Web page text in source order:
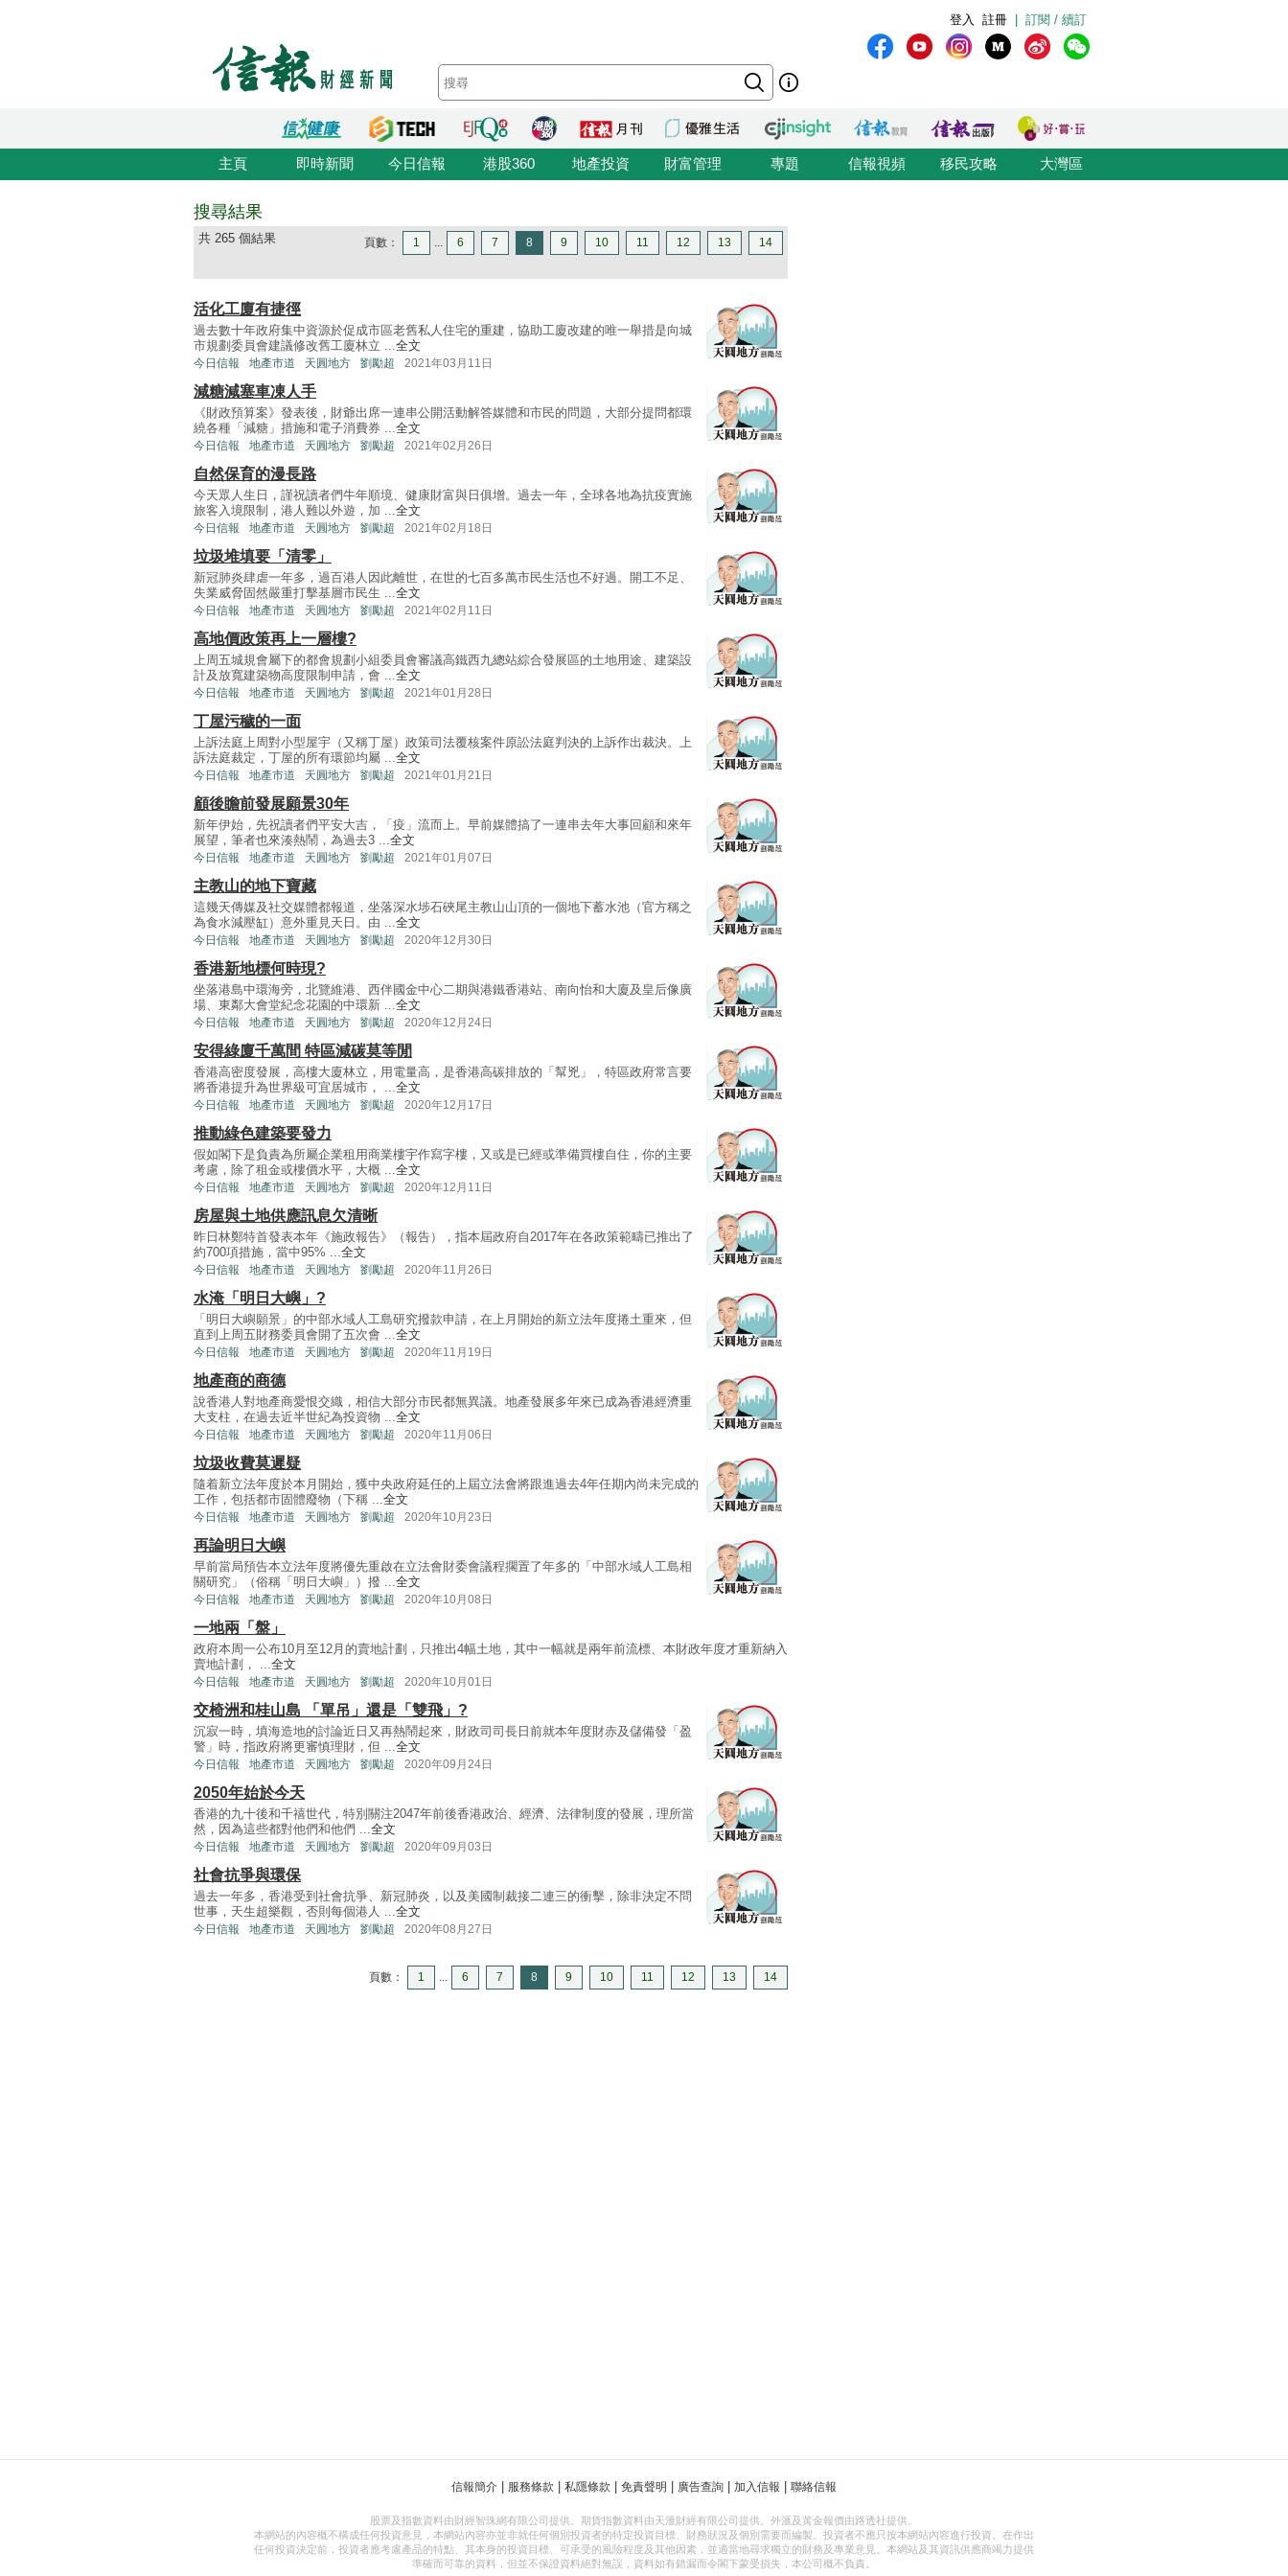
訂閱 / 續訂
註冊
登入
主頁 即時新聞 今日信報 港股360 地產投資 財富管理 專題 信報視頻 移民攻略 大灣區
搜尋結果
共 265 個結果 頁數： 1 ... 6 7 8 9 10 11 12 13 14
活化工廈有捷徑
過去數十年政府集中資源於促成市區老舊私人住宅的重建，協助工廈改建的唯一舉措是向城
市規劃委員會建議修改舊工廈林立 ...全文
今日信報 地產市道 天圓地方 劉勵超 2021年03月11日
減糖減塞車凍人手
《財政預算案》發表後，財爺出席一連串公開活動解答媒體和市民的問題，大部分提問都環
繞各種「減糖」措施和電子消費券 ...全文
今日信報 地產市道 天圓地方 劉勵超 2021年02月26日
自然保育的漫長路
今天眾人生日，謹祝讀者們牛年順境、健康財富與日俱增。過去一年，全球各地為抗疫實施
旅客入境限制，港人難以外遊，加 ...全文
今日信報 地產市道 天圓地方 劉勵超 2021年02月18日
垃圾堆填要「清零」
新冠肺炎肆虐一年多，過百港人因此離世，在世的七百多萬市民生活也不好過。開工不足、
失業威脅固然嚴重打擊基層市民生 ...全文
今日信報 地產市道 天圓地方 劉勵超 2021年02月11日
高地價政策再上一層樓?
上周五城規會屬下的都會規劃小組委員會審議高鐵西九總站綜合發展區的土地用途、建築設
計及放寬建築物高度限制申請，會 ...全文
今日信報 地產市道 天圓地方 劉勵超 2021年01月28日
丁屋污穢的一面
上訴法庭上周對小型屋宇（又稱丁屋）政策司法覆核案件原訟法庭判決的上訴作出裁決。上
訴法庭裁定，丁屋的所有環節均屬 ...全文
今日信報 地產市道 天圓地方 劉勵超 2021年01月21日
顧後瞻前發展願景30年
新年伊始，先祝讀者們平安大吉，「疫」流而上。早前媒體搞了一連串去年大事回顧和來年
展望，筆者也來湊熱鬧，為過去3 ...全文
今日信報 地產市道 天圓地方 劉勵超 2021年01月07日
主教山的地下寶藏
這幾天傳媒及社交媒體都報道，坐落深水埗石硤尾主教山山頂的一個地下蓄水池（官方稱之
為食水減壓缸）意外重見天日。由 ...全文
今日信報 地產市道 天圓地方 劉勵超 2020年12月30日
香港新地標何時現?
坐落港島中環海旁，北覽維港、西伴國金中心二期與港鐵香港站、南向怡和大廈及皇后像廣
場、東鄰大會堂紀念花園的中環新 ...全文
今日信報 地產市道 天圓地方 劉勵超 2020年12月24日
安得綠廈千萬間 特區減碳莫等閒
香港高密度發展，高樓大廈林立，用電量高，是香港高碳排放的「幫兇」，特區政府常言要
將香港提升為世界級可宜居城市， ...全文
今日信報 地產市道 天圓地方 劉勵超 2020年12月17日
推動綠色建築要發力
假如閣下是負責為所屬企業租用商業樓宇作寫字樓，又或是已經或準備買樓自住，你的主要
考慮，除了租金或樓價水平，大概 ...全文
今日信報 地產市道 天圓地方 劉勵超 2020年12月11日
房屋與土地供應訊息欠清晰
昨日林鄭特首發表本年《施政報告》（報告），指本屆政府自2017年在各政策範疇已推出了
約700項措施，當中95% ...全文
今日信報 地產市道 天圓地方 劉勵超 2020年11月26日
水淹「明日大嶼」?
「明日大嶼願景」的中部水域人工島研究撥款申請，在上月開始的新立法年度捲土重來，但
直到上周五財務委員會開了五次會 ...全文
今日信報 地產市道 天圓地方 劉勵超 2020年11月19日
地產商的商德
說香港人對地產商愛恨交織，相信大部分市民都無異議。地產發展多年來已成為香港經濟重
大支柱，在過去近半世紀為投資物 ...全文
今日信報 地產市道 天圓地方 劉勵超 2020年11月06日
垃圾收費莫遲疑
隨着新立法年度於本月開始，獲中央政府延任的上屆立法會將跟進過去4年任期內尚未完成的
工作，包括都市固體廢物（下稱 ...全文
今日信報 地產市道 天圓地方 劉勵超 2020年10月23日
再論明日大嶼
早前當局預告本立法年度將優先重啟在立法會財委會議程擱置了年多的「中部水域人工島相
關研究」（俗稱「明日大嶼」）撥 ...全文
今日信報 地產市道 天圓地方 劉勵超 2020年10月08日
一地兩「盤」
政府本周一公布10月至12月的賣地計劃，只推出4幅土地，其中一幅就是兩年前流標、本財政年度才重新納入
賣地計劃， ...全文
今日信報 地產市道 天圓地方 劉勵超 2020年10月01日
交椅洲和桂山島 「單吊」還是「雙飛」?
沉寂一時，填海造地的討論近日又再熱鬧起來，財政司司長日前就本年度財赤及儲備發「盈
警」時，指政府將更審慎理財，但 ...全文
今日信報 地產市道 天圓地方 劉勵超 2020年09月24日
2050年始於今天
香港的九十後和千禧世代，特別關注2047年前後香港政治、經濟、法律制度的發展，理所當
然，因為這些都對他們和他們 ...全文
今日信報 地產市道 天圓地方 劉勵超 2020年09月03日
社會抗爭與環保
過去一年多，香港受到社會抗爭、新冠肺炎，以及美國制裁接二連三的衝擊，除非決定不問
世事，天生超樂觀，否則每個港人 ...全文
今日信報 地產市道 天圓地方 劉勵超 2020年08月27日
頁數： 1 ... 6 7 8 9 10 11 12 13 14
信報簡介 服務條款 私隱條款 免責聲明 廣告查詢 加入信報 聯絡信報
股票及指數資料由財經智珠網有限公司提供。期貨指數資料由天滙財經有限公司提供。外滙及黃金報價由路透社提供。
本網站的內容概不構成任何投資意見，本網站內容亦並非就任何個別投資者的特定投資目標、財務狀況及個別需要而編製。投資者不應只按本網站內容進行投資。在作出
任何投資決定前，投資者應考慮產品的特點、其本身的投資目標、可承受的風險程度及其他因素，並適當地尋求獨立的財務及專業意見。本網站及其資訊供應商竭力提供
準確而可靠的資料，但並不保證資料絕對無誤，資料如有錯漏而令閣下蒙受損失，本公司概不負責。